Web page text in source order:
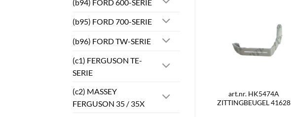
(b94) FORD 600-SERIE
(b95) FORD 700-SERIE
(b96) FORD TW-SERIE
(c1) FERGUSON TE-
SERIE
(c2) MASSEY
FERGUSON 35 / 35X
art.nr. HK5474A
ZITTINGBEUGEL 41628